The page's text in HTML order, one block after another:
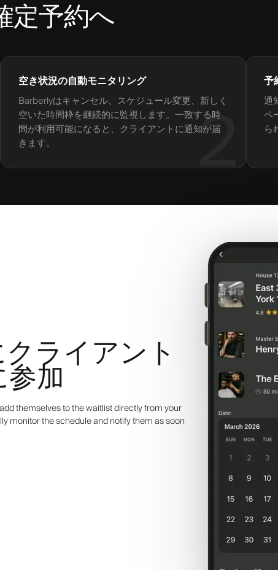
定予約へ
2
空き状況の自動モニタリング
Barberlyはキャンセル、スケジュール変更、新しく
空いた時間枠を継続的に監視します。一致する時
間が利用可能になると、クライアントに通知が届
きます。
予
通
ペ
ら
ライアント
加
themselves to the waitlist directly from your
monitor the schedule and notify them as soon